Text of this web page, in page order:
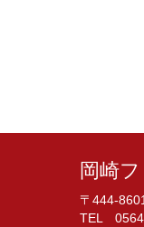
岡崎
〒444-
TEL